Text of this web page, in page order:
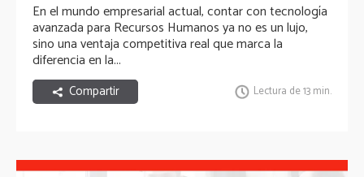
En el mundo empresarial actual, contar con tecnología
avanzada para Recursos Humanos ya no es un lujo,
sino una ventaja competitiva real que marca la
diferencia en la...
Compartir Lectura de 13 min.